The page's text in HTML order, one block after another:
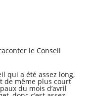
le Conseil
qui a été assez long,
de même plus court
du mois d’avril